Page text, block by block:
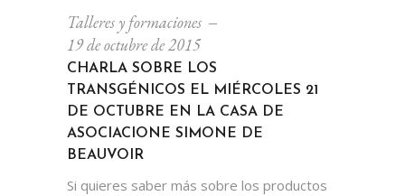
Talleres y formaciones
19 de octubre de 2015
CHARLA SOBRE LOS
TRANSGÉNICOS EL MIÉRCOLES 21
DE OCTUBRE EN LA CASA DE
ASOCIACIONE SIMONE DE
BEAUVOIR
Si quieres saber más sobre los productos